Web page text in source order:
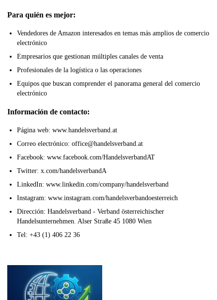
Para quién es mejor:
Vendedores de Amazon interesados en temas más amplios de comercio
electrónico
Empresarios que gestionan múltiples canales de venta
Profesionales de la logística o las operaciones
Equipos que buscan comprender el panorama general del comercio
electrónico
Información de contacto:
Página web: www.handelsverband.at
Correo electrónico: office@handelsverband.at
Facebook: www.facebook.com/HandelsverbandAT
Twitter: x.com/handelsverbandA
LinkedIn: www.linkedin.com/company/handelsverband
Instagram: www.instagram.com/handelsverbandoesterreich
Dirección: Handelsverband - Verband österreichischer
Handelsunternehmen. Alser Straße 45 1080 Wien
Tel: +43 (1) 406 22 36